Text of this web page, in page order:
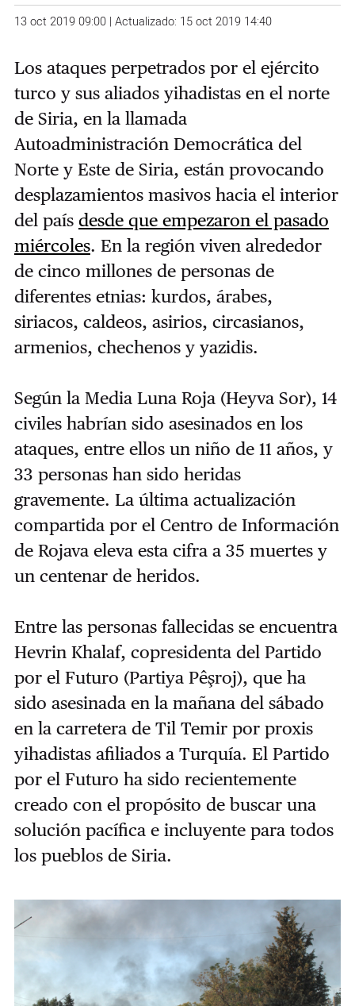
13 oct 2019 09:00 | Actualizado: 15 oct 2019 14:40
Los ataques perpetrados por el ejército
turco y sus aliados yihadistas en el norte
de Siria, en la llamada
Autoadministración Democrática del
Norte y Este de Siria, están provocando
desplazamientos masivos hacia el interior
del país desde que empezaron el pasado
miércoles. En la región viven alrededor
de cinco millones de personas de
diferentes etnias: kurdos, árabes,
siriacos, caldeos, asirios, circasianos,
armenios, chechenos y yazidis.
Según la Media Luna Roja (Heyva Sor), 14
civiles habrían sido asesinados en los
ataques, entre ellos un niño de 11 años, y
33 personas han sido heridas
gravemente. La última actualización
compartida por el Centro de Información
de Rojava eleva esta cifra a 35 muertes y
un centenar de heridos.
Entre las personas fallecidas se encuentra
Hevrin Khalaf, copresidenta del Partido
por el Futuro (Partiya Pêşroj), que ha
sido asesinada en la mañana del sábado
en la carretera de Til Temir por proxis
yihadistas afiliados a Turquía. El Partido
por el Futuro ha sido recientemente
creado con el propósito de buscar una
solución pacífica e incluyente para todos
los pueblos de Siria.